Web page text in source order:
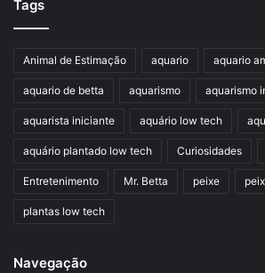
Tags
Animal de Estimação aquario aquario
aquario de betta aquarismo aquarismo
aquarista iniciante aquário low tech
aquário plantado low tech Curiosidades
Entretenimento Mr. Betta peixe
plantas low tech
Navegação